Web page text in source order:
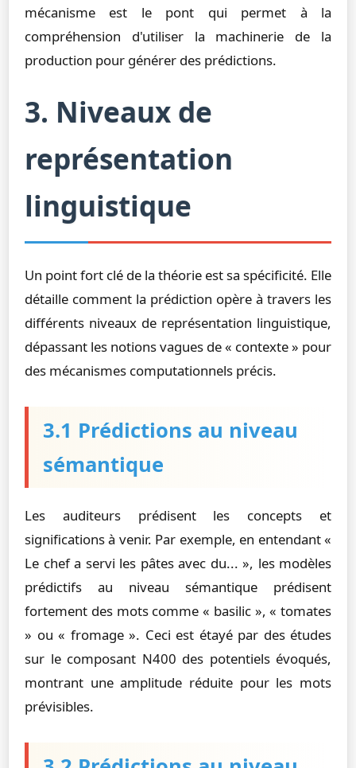
mécanisme est le pont qui permet à la
compréhension d'utiliser la machinerie de la
production pour générer des prédictions.
3. Niveaux de
représentation
linguistique
Un point fort clé de la théorie est sa spécificité. Elle
détaille comment la prédiction opère à travers les
différents niveaux de représentation linguistique,
dépassant les notions vagues de « contexte » pour
des mécanismes computationnels précis.
3.1 Prédictions au niveau
sémantique
Les auditeurs prédisent les concepts et
significations à venir. Par exemple, en entendant «
Le chef a servi les pâtes avec du... », les modèles
prédictifs au niveau sémantique prédisent
fortement des mots comme « basilic », « tomates
» ou « fromage ». Ceci est étayé par des études
sur le composant N400 des potentiels évoqués,
montrant une amplitude réduite pour les mots
prévisibles.